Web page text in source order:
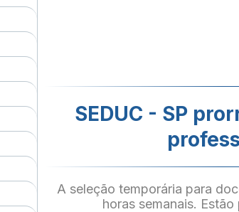
SEDUC - SP
A seleção temporária para
horas semanais.